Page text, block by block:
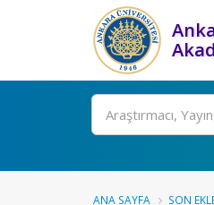
Ara
ANA SAYFA SON